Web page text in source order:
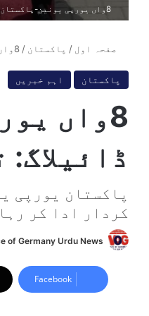
صفحہ اول / پاکستان / 8واں یورپی یونین-پاکستان اسٹریٹجک ڈائیلاگ: تعلقات کے نئے باب کا آغاز
پاکستان اہم خبریں
8واں
پاکستان یورپی
کردار ادا کر
of Germany Urdu News
Facebook